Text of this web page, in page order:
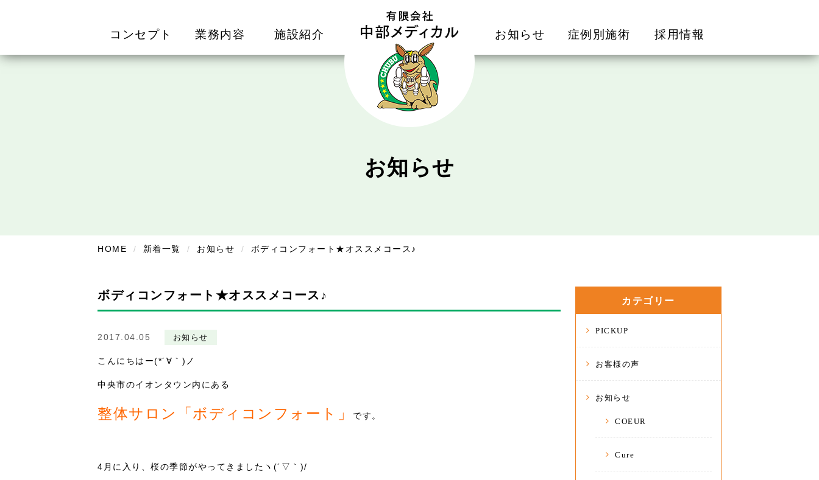
コンセプト 業務内容 施設紹介 お知らせ 症例別施術 採用情報
お知らせ
HOME 新着一覧 お知らせ ボディコンフォート★オススメコース♪
ボディコンフォート★オススメコース♪
2017.04.05 お知らせ
こんにちはー(*´∀｀)ノ
中央市のイオンタウン内にある
整体サロン「ボディコンフォート」 です。
4月に入り、桜の季節がやってきましたヽ(´▽｀)/
カテゴリー
PICKUP
お客様の声
お知らせ
COEUR
Cure